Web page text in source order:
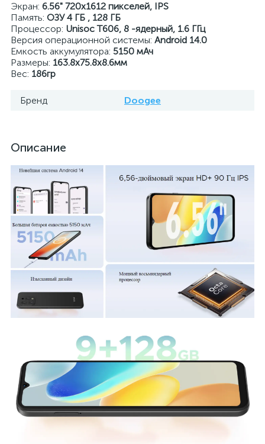
Экран: 6.56" 720x1612 пикселей, IPS
Память: ОЗУ 4 ГБ , 128 ГБ
Процессор: Unisoc T606, 8 -ядерный, 1.6 ГГц
Версия операционной системы: Android 14.0
Емкость аккумулятора: 5150 мАч
Размеры: 163.8x75.8x8.6мм
Вес: 186гр
Бренд Doogee
Описание